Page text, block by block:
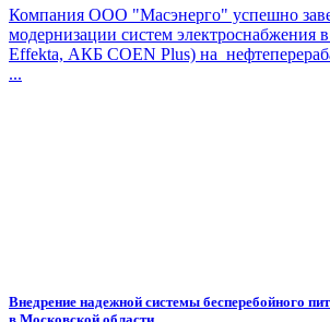
Компания ООО "Масэнерго" успешно
модернизации систем электроснабжения
Effekta, АКБ COEN Plus) на
...
Внедрение надежной системы бесперебойного